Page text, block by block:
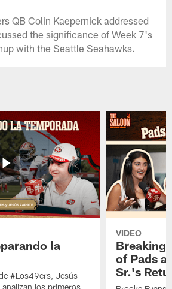
QB Colin Kaepernick addressed
the significance of Week 7's
with the Seattle Seahawks.
la
#Los49ers, Jesús
los primeros
VIDEO
Breaking
of Pads
Sr.'s